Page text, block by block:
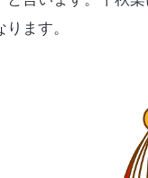
ます。